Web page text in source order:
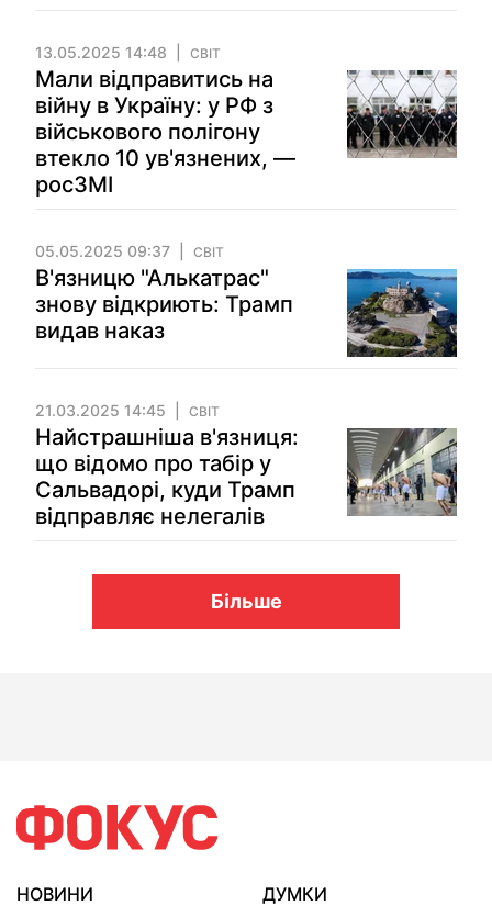
13.05.2025 14:48 СВІТ
Мали відправитись на
війну в Україну: у РФ з
військового полігону
втекло 10 ув'язнених, —
росЗМІ
05.05.2025 09:37 СВІТ
В'язницю "Алькатрас"
знову відкриють: Трамп
видав наказ
21.03.2025 14:45 СВІТ
Найстрашніша в'язниця:
що відомо про табір у
Сальвадорі, куди Трамп
відправляє нелегалів
Більше
НОВИНИ
ДУМКИ